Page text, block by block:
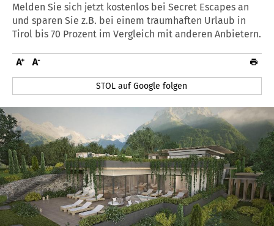
Melden Sie sich jetzt kostenlos bei Secret Escapes an
und sparen Sie z.B. bei einem traumhaften Urlaub in
Tirol bis 70 Prozent im Vergleich mit anderen Anbietern.
STOL auf Google folgen